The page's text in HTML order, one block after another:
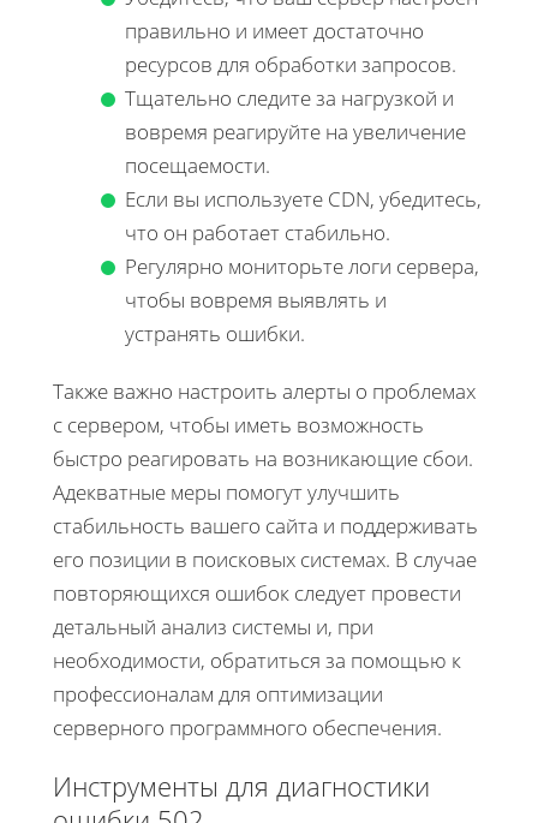
правильно и имеет достаточно
ресурсов для обработки запросов.
Тщательно следите за нагрузкой и
вовремя реагируйте на увеличение
посещаемости.
Если вы используете CDN, убедитесь,
что он работает стабильно.
Регулярно мониторьте логи сервера,
чтобы вовремя выявлять и
устранять ошибки.
Также важно настроить алерты о проблемах
с сервером, чтобы иметь возможность
быстро реагировать на возникающие сбои.
Адекватные меры помогут улучшить
стабильность вашего сайта и поддерживать
его позиции в поисковых системах. В случае
повторяющихся ошибок следует провести
детальный анализ системы и, при
необходимости, обратиться за помощью к
профессионалам для оптимизации
серверного программного обеспечения.
Инструменты для диагностики